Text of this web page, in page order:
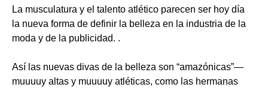
La musculatura y el talento atlético parecen ser hoy día
la nueva forma de definir la belleza en la industria de la
moda y de la publicidad. .
Así las nuevas divas de la belleza son “amazónicas”—
muuuuy altas y muuuuy atléticas, como las hermanas